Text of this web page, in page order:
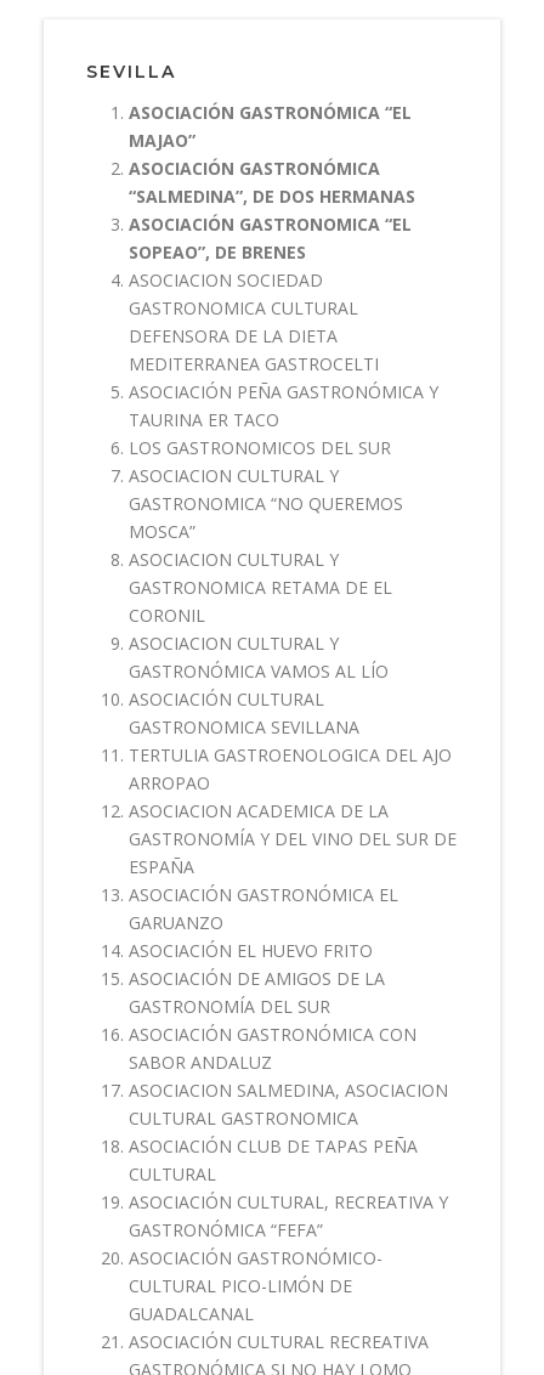
SEVILLA
ASOCIACIÓN GASTRONÓMICA “EL
MAJAO”
ASOCIACIÓN GASTRONÓMICA
“SALMEDINA”, DE DOS HERMANAS
ASOCIACIÓN GASTRONOMICA “EL
SOPEAO”, DE BRENES
ASOCIACION SOCIEDAD
GASTRONOMICA CULTURAL
DEFENSORA DE LA DIETA
MEDITERRANEA GASTROCELTI
ASOCIACIÓN PEÑA GASTRONÓMICA Y
TAURINA ER TACO
LOS GASTRONOMICOS DEL SUR
ASOCIACION CULTURAL Y
GASTRONOMICA “NO QUEREMOS
MOSCA”
ASOCIACION CULTURAL Y
GASTRONOMICA RETAMA DE EL
CORONIL
ASOCIACION CULTURAL Y
GASTRONÓMICA VAMOS AL LÍO
ASOCIACIÓN CULTURAL
GASTRONOMICA SEVILLANA
TERTULIA GASTROENOLOGICA DEL AJO
ARROPAO
ASOCIACION ACADEMICA DE LA
GASTRONOMÍA Y DEL VINO DEL SUR DE
ESPAÑA
ASOCIACIÓN GASTRONÓMICA EL
GARUANZO
ASOCIACIÓN EL HUEVO FRITO
ASOCIACIÓN DE AMIGOS DE LA
GASTRONOMÍA DEL SUR
ASOCIACIÓN GASTRONÓMICA CON
SABOR ANDALUZ
ASOCIACION SALMEDINA, ASOCIACION
CULTURAL GASTRONOMICA
ASOCIACIÓN CLUB DE TAPAS PEÑA
CULTURAL
ASOCIACIÓN CULTURAL, RECREATIVA Y
GASTRONÓMICA “FEFA”
ASOCIACIÓN GASTRONÓMICO-
CULTURAL PICO-LIMÓN DE
GUADALCANAL
ASOCIACIÓN CULTURAL RECREATIVA
GASTRONÓMICA SI NO HAY LOMO